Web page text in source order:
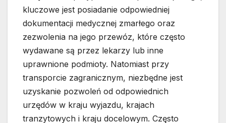
kluczowe jest posiadanie odpowiedniej
dokumentacji medycznej zmarłego oraz
zezwolenia na jego przewóz, które często
wydawane są przez lekarzy lub inne
uprawnione podmioty. Natomiast przy
transporcie zagranicznym, niezbędne jest
uzyskanie pozwoleń od odpowiednich
urzędów w kraju wyjazdu, krajach
tranzytowych i kraju docelowym. Często